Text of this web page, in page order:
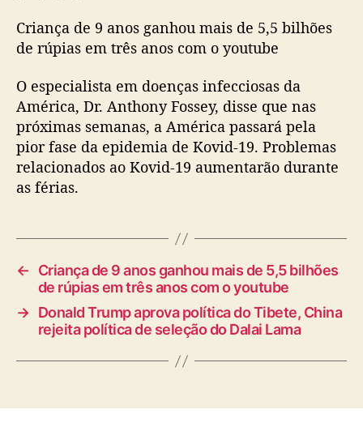
Criança de 9 anos ganhou mais de 5,5 bilhões
de rúpias em três anos com o youtube
O especialista em doenças infecciosas da
América, Dr. Anthony Fossey, disse que nas
próximas semanas, a América passará pela
pior fase da epidemia de Kovid-19. Problemas
relacionados ao Kovid-19 aumentarão durante
as férias.
←
Criança de 9 anos ganhou mais de 5,5 bilhões
de rúpias em três anos com o youtube
→ Donald Trump aprova política do Tibete, China
rejeita política de seleção do Dalai Lama